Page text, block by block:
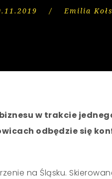
/ Emilia
w trakcie
odbędzie się
na Śląsku.